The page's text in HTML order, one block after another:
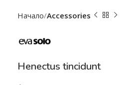
Начало Accessories
Henectus tincidunt